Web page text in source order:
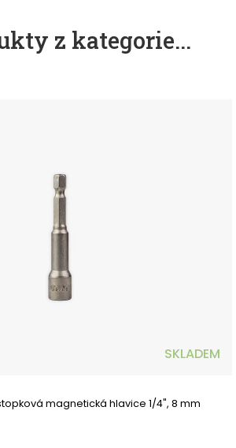
z kategorie...
SKLADEM
magnetická hlavice 1/4", 8 mm